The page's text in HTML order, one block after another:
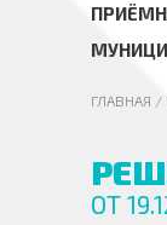
ГЛАВНАЯ /
ОТ